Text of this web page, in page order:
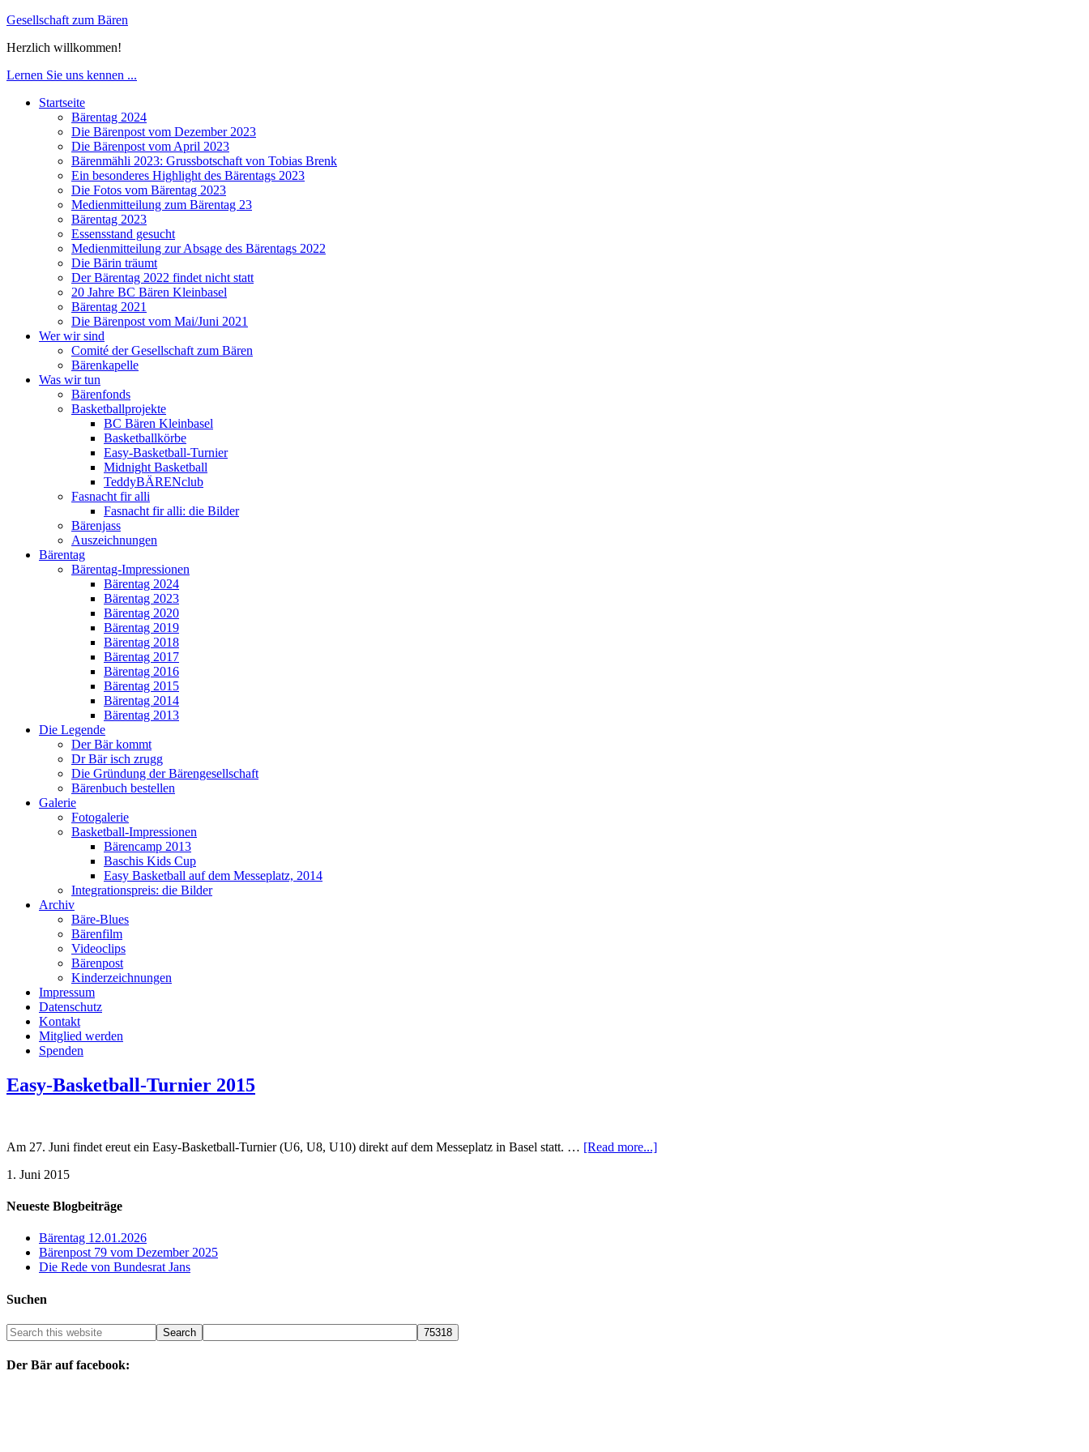
Gesellschaft zum Bären
Herzlich willkommen!
Lernen Sie uns kennen ...
Startseite
Bärentag 2024
Die Bärenpost vom Dezember 2023
Die Bärenpost vom April 2023
Bärenmähli 2023: Grussbotschaft von Tobias Brenk
Ein besonderes Highlight des Bärentags 2023
Die Fotos vom Bärentag 2023
Medienmitteilung zum Bärentag 23
Bärentag 2023
Essensstand gesucht
Medienmitteilung zur Absage des Bärentags 2022
Die Bärin träumt
Der Bärentag 2022 findet nicht statt
20 Jahre BC Bären Kleinbasel
Bärentag 2021
Die Bärenpost vom Mai/Juni 2021
Wer wir sind
Comité der Gesellschaft zum Bären
Bärenkapelle
Was wir tun
Bärenfonds
Basketballprojekte
BC Bären Kleinbasel
Basketballkörbe
Easy-Basketball-Turnier
Midnight Basketball
TeddyBÄRENclub
Fasnacht fir alli
Fasnacht fir alli: die Bilder
Bärenjass
Auszeichnungen
Bärentag
Bärentag-Impressionen
Bärentag 2024
Bärentag 2023
Bärentag 2020
Bärentag 2019
Bärentag 2018
Bärentag 2017
Bärentag 2016
Bärentag 2015
Bärentag 2014
Bärentag 2013
Die Legende
Der Bär kommt
Dr Bär isch zrugg
Die Gründung der Bärengesellschaft
Bärenbuch bestellen
Galerie
Fotogalerie
Basketball-Impressionen
Bärencamp 2013
Baschis Kids Cup
Easy Basketball auf dem Messeplatz, 2014
Integrationspreis: die Bilder
Archiv
Bäre-Blues
Bärenfilm
Videoclips
Bärenpost
Kinderzeichnungen
Impressum
Datenschutz
Kontakt
Mitglied werden
Spenden
Easy-Basketball-Turnier 2015
Am 27. Juni findet ereut ein Easy-Basketball-Turnier (U6, U8, U10) direkt auf dem Messeplatz in Basel statt. … [Read more...]
1. Juni 2015
Neueste Blogbeiträge
Bärentag 12.01.2026
Bärenpost 79 vom Dezember 2025
Die Rede von Bundesrat Jans
Suchen
Der Bär auf facebook: